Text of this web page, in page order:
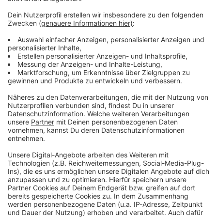
Eine WM im Advent - oder anders gesagt: Morgens ein
Türchen aufmachen und später ein Törchen
draufmachen. Die WM in Katar ist die absurdeste aller
Zeiten und es fährt auch gefühlt nur hin, wer unbedingt
hinfahren muss. Einige unserer größten WM- und
Fußball-Helden gucken sich das Ganze mit uns aus der
Ferne an und haben eine eigene Chatgruppe
gegründet. Sie trägt den Namen "Drei Ecken, ein Elfer".
Jogi Löw, Lothar Matthäus, Mario Basler, Oliver Kahn
und viele mehr geben täglich ihren Senf zur WM.
Anzeige
Anzeige